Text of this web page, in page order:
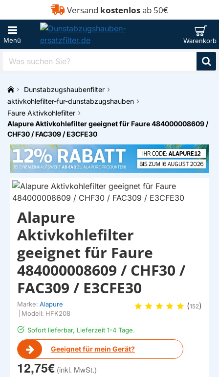
Versand kostenlosab 50€
Was
m
e
Dunstabzugshaubenfilter
aktivkohlefilter-fur-dunstabzugshauben
Faure Aktivkohlefilter
Alapure Aktivkohlefilter geeignet für Faure 484000008609 /
CHF30 / FAC309 / E3CFE30
EIGENMARKE
Sofort lieferbar, Lieferzeit 1-4 Tage.
Geeignet für mein Gerät?
Alapure
Aktivkohlefilter
geeignet für Faure
484000008609 / CHF30 /
FAC309 / E3CFE30
Marke: Alapure
Modell: HFK208
(152)
12,75€